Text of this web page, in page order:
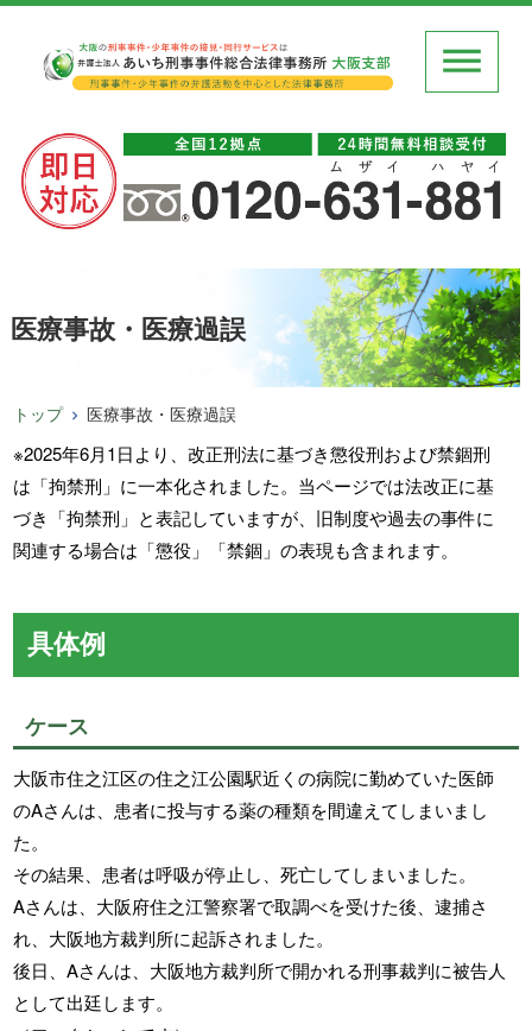
医療事故・医療過誤
トップ 医療事故・医療過誤
※2025年6月1日より、改正刑法に基づき懲役刑および禁錮刑
は「拘禁刑」に一本化されました。当ページでは法改正に基
づき「拘禁刑」と表記していますが、旧制度や過去の事件に
関連する場合は「懲役」「禁錮」の表現も含まれます。
具体例
ケース
大阪市住之江区の住之江公園駅近くの病院に勤めていた医師
のAさんは、患者に投与する薬の種類を間違えてしまいまし
た。
その結果、患者は呼吸が停止し、死亡してしまいました。
Aさんは、大阪府住之江警察署で取調べを受けた後、逮捕さ
れ、大阪地方裁判所に起訴されました。
後日、Aさんは、大阪地方裁判所で開かれる刑事裁判に被告人
として出廷します。